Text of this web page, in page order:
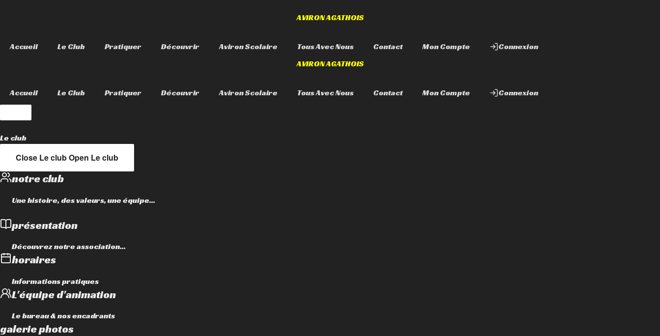
AVIRON AGATHOIS
Accueil Le Club Pratiquer Découvrir Aviron Scolaire Tous Avec Nous Contact Mon Compte
Connexion
AVIRON AGATHOIS
Accueil Le Club Pratiquer Découvrir Aviron Scolaire Tous Avec Nous Contact Mon Compte Connexion
Le club
Close Le clubOpen Le club
notre club
Une histoire, des valeurs, une équipe...
présentation
Découvrez notre association...
horaires
Informations pratiques
L'équipe d'animation
Le bureau & nos encadrants
galerie photos